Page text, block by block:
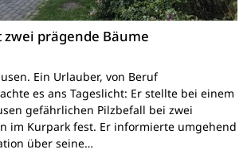
prägende Bäume
Ein Urlauber, von Beruf
es ans Tageslicht: Er stellte bei einem
gefährlichen Pilzbefall bei zwei
im Kurpark fest. Er informierte umgehend
über seine…